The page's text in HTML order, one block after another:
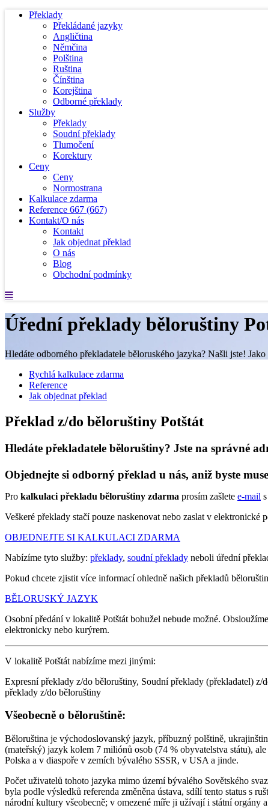
Překlady
Překládané jazyky
Angličtina
Němčina
Polština
Ruština
Čínština
Korejština
Odborné překlady
Služby
Překlady
Soudní překlady
Tlumočení
Korektury
Ceny
Ceny
Normostrana
Kalkulace zdarma
Reference 667 (667)
Kontakt/O nás
Kontakt
Jak objednat překlad
O nás
Blog
Obchodní podmínky
Úřední překlady běloruštiny
Hledáte odborného překladatele běloruského jazyka? Našli jste!
Rychlá kalkulace zdarma
Reference
Jak objednat překlad
Překlad z/do běloruštiny Potštát
Hledáte překladatele běloruštiny? Jste na správné
Objednejte si odborný překlad u nás, aniž byste
Pro kalkulaci překladu běloruštiny zdarma prosím zašlete e-mail
Veškeré překlady stačí pouze naskenovat nebo zaslat v elektronické
OBJEDNEJTE SI KALKULACI ZDARMA
Nabízíme tyto služby: překlady, soudní překlady neboli úřední
Pokud chcete zjistit více informací ohledně našich překladů
BĚLORUSKÝ JAZYK
Osobní předání v lokalitě Potštát bohužel nebude možné.
elektronicky nebo kurýrem.
V lokalitě Potštát nabízíme mezi jinými:
Expresní překlady z/do běloruštiny, Soudní překlady (překladatel)
překlady z/do běloruštiny
Všeobecně o běloruštině:
Běloruština je východoslovanský jazyk, příbuzný polštině,
(mateřský) jazyk kolem 7 miliónů osob (74 % obyvatelstva státu),
Polska a v diaspoře v zemích bývalého SSSR, v USA a jinde.
Počet uživatelů tohoto jazyka mimo území bývalého Sovětského
byla podle výsledků referenda změněna ústava, sdílí tento status s
národní kultury všeobecně; v omezené míře ji užívají i státní